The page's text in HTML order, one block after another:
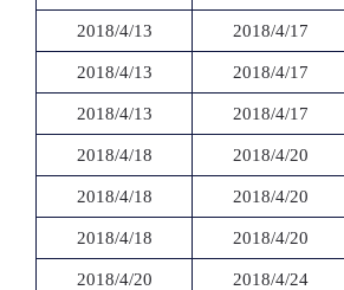
2018/4/13 2018/4/17
2018/4/13 2018/4/17
2018/4/13 2018/4/17
2018/4/18 2018/4/20
2018/4/18 2018/4/20
2018/4/18 2018/4/20
2018/4/20 2018/4/24